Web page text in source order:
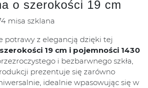
o szerokości 19 cm
misa szklana
potrawy z elegancją dzięki tej
19 cm i pojemności 1430
i bezbarwnego szkła,
prezentuje się zarówno
idealnie wpasowując się w